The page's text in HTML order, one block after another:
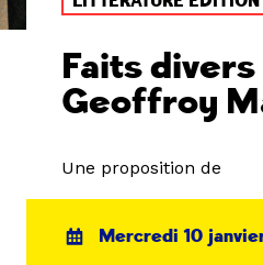
Faits divers
Geoffroy
Une proposition de
Mercredi 10